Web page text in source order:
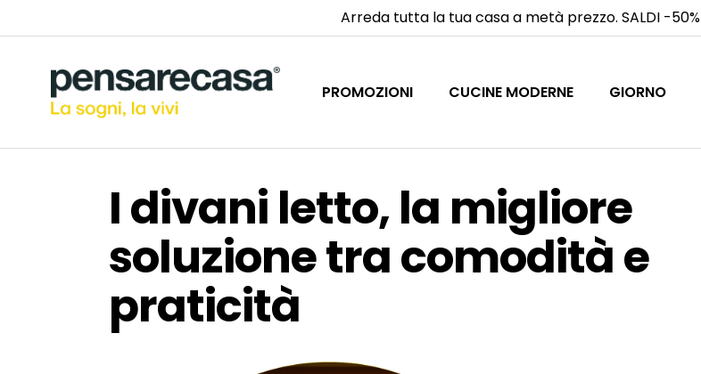
Arreda tutta la tua casa a metà prezzo. SALDI -50%
PROMOZIONI CUCINE MODERNE GIORNO
I divani letto, la migliore
soluzione tra comodità e
praticità